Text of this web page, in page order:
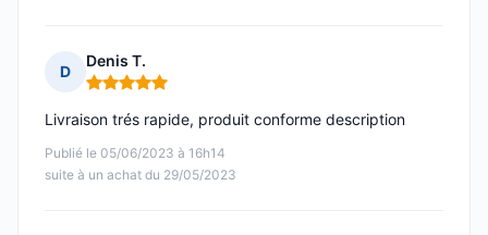
D
Denis T.
Note : 5 sur 5
Publié le 05/06/2023 à 16h14
suite à un achat du 29/05/2023
Livraison trés rapide, produit conforme description